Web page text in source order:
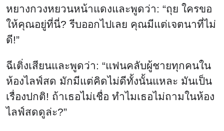
หยางกวงหยวนหน้าแดงและพูดว่า: “ถุย ใครขอ
ให้คุณอยู่ที่นี่? รีบออกไปเลย คุณมีแต่เจตนาที่ไม่
ดี!”
ฉีเติ่งเสียนและพูดว่า: “แฟนคลับผู้ชายทุกคนใน
ห้องไลฟ์สด มักมีแต่คิดไม่ดีทั้งนั้นแหละ มันเป็น
เรื่องปกติ! ถ้าเธอไม่เชื่อ ทําไมเธอไม่ถามในห้อง
ไลฟ์สดดูล่ะ?”